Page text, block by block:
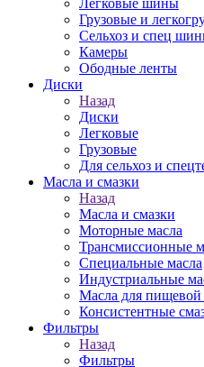
Грузовые и
Сельхоз и спец
Камеры
Ободные ленты
Диски
Назад
Диски
Легковые
Грузовые
Для сельхоз и
Масла и смазки
Назад
Масла и смазки
Моторные масла
Трансмиссионные
Специальные масла
Индустриальные
Масла для
Консистентные
Фильтры
Назад
Фильтры